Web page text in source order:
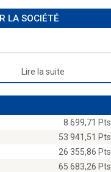
LA SOCIÉTÉ
Lire la suite
8 699,71 Pts
53 941,51 Pts
26 355,86 Pts
65 683,26 Pts